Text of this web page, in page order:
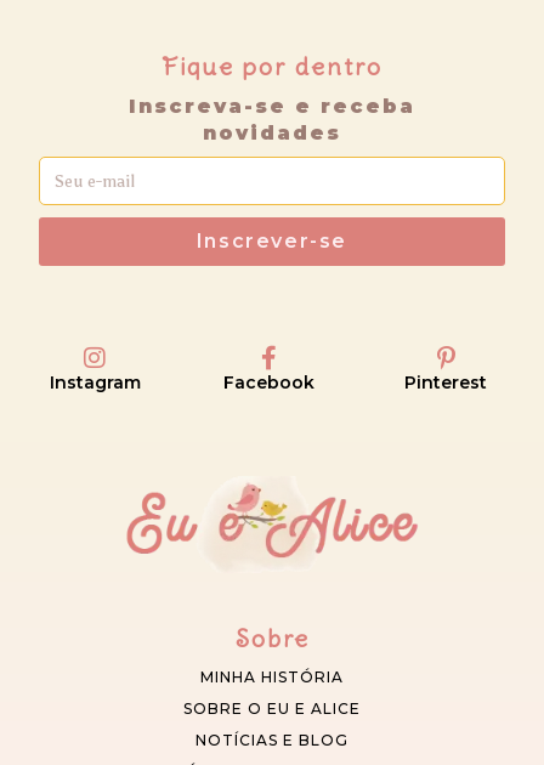
Fique por dentro
Inscreva-se e receba
novidades
Inscrever-se
Instagram Facebook Pinterest
Sobre
MINHA HISTÓRIA
SOBRE O EU E ALICE
NOTÍCIAS E BLOG